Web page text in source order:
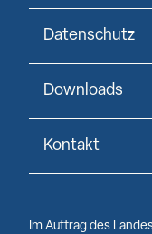
Datenschutz
Downloads
Kontakt
Im Auftrag des